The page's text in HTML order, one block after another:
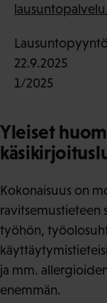
22.9.2025
1/2025
Yleiset
Kokonaisuus on
ravitsemustieteen
työhön,
ja mm.
enemmän.